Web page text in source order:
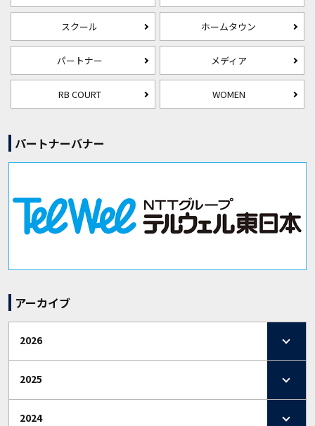
スクール ホームタウン
パートナー メディア
RB COURT WOMEN
パートナーバナー
アーカイブ
2026
2025
2024